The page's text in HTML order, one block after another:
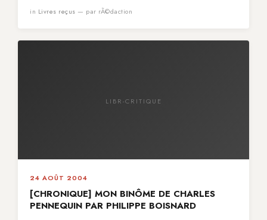
in Livres reçus — par rÃ©daction
LIBR-CRITIQUE
24 AOÛT 2004
[CHRONIQUE] MON BINÔME DE CHARLES
PENNEQUIN PAR PHILIPPE BOISNARD